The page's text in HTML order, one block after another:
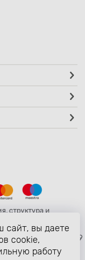
структура и
российскими и
об охране
(статьи 1259
Кодекса
года N 230-ФЗ).
сайт, вы даете
cookie,
работу